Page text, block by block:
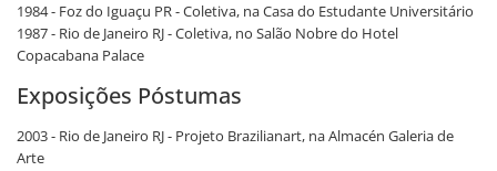
1984 - Foz do Iguaçu PR - Coletiva, na Casa do Estudante Universitário
1987 - Rio de Janeiro RJ - Coletiva, no Salão Nobre do Hotel
Copacabana Palace
Exposições Póstumas
2003 - Rio de Janeiro RJ - Projeto Brazilianart, na Almacén Galeria de
Arte